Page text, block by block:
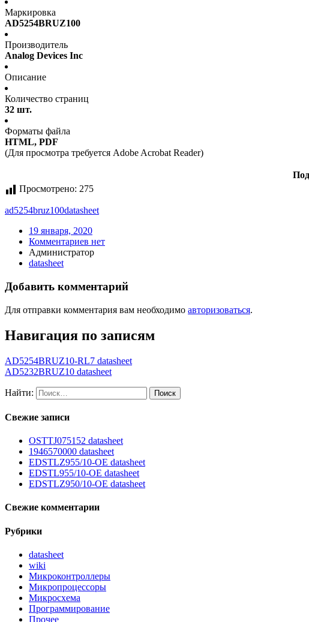
Маркировка
AD5254BRUZ100
Производитель
Analog Devices Inc
Описание
Количество страниц
32 шт.
Форматы файла
HTML, PDF
(Для просмотра требуется Adobe Acrobat Reader)
Просмотрено: 275
ad5254bruz100datasheet
19 января, 2020
Комментариев нет
Администратор
datasheet
Добавить комментарий
Для отправки комментария вам необходимо авторизоваться.
Навигация по записям
AD5254BRUZ10-RL7 datasheet
AD5232BRUZ10 datasheet
Найти:
Свежие записи
OSTTJ075152 datasheet
1946570000 datasheet
EDSTLZ955/10-OE datasheet
EDSTL955/10-OE datasheet
EDSTLZ950/10-OE datasheet
Свежие комментарии
Рубрики
datasheet
wiki
Микроконтроллеры
Микропроцессоры
Микросхема
Программирование
Прочее